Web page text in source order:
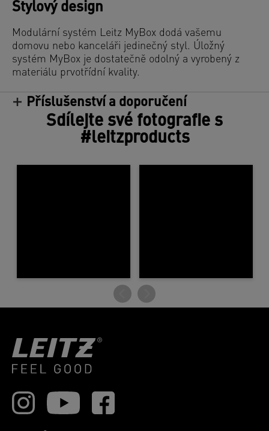
Stylový design
Modulární systém Leitz MyBox dodá vašemu
domovu nebo kanceláři jedinečný styl. Úložný
systém MyBox je dostatečně odolný a vyrobený z
materiálu prvotřídní kvality.
Příslušenství a doporučení
Sdílejte své fotografie s
#leitzproducts